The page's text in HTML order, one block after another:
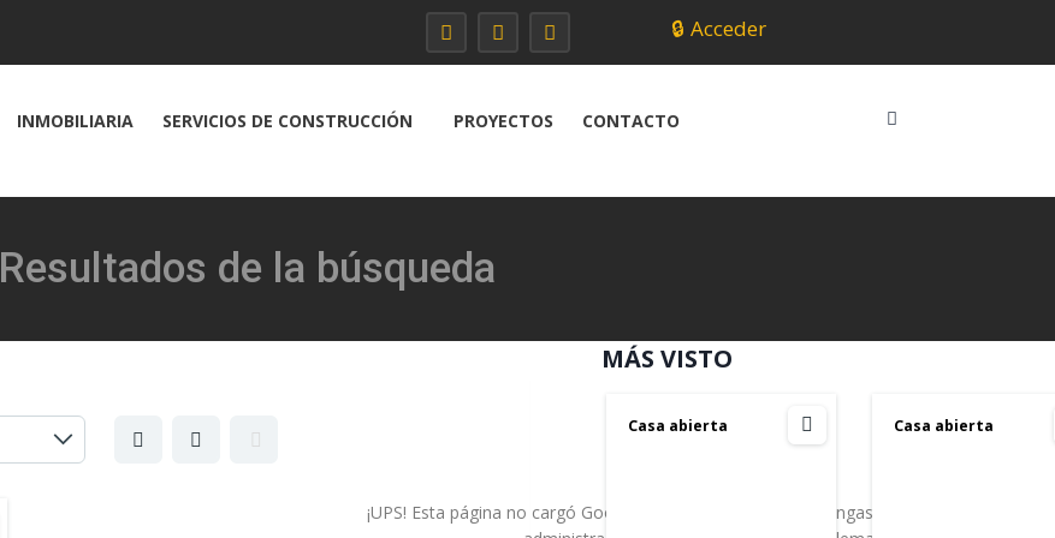
🔒 Acceder
INMOBILIARIA SERVICIOS DE CONSTRUCCIÓN PROYECTOS CONTACTO
Resultados de la búsqueda
¡UPS! Esta página no cargó Google Maps correctamente. Póngase en contacto con el
MÁS VISTO
Casa abierta Casa abierta